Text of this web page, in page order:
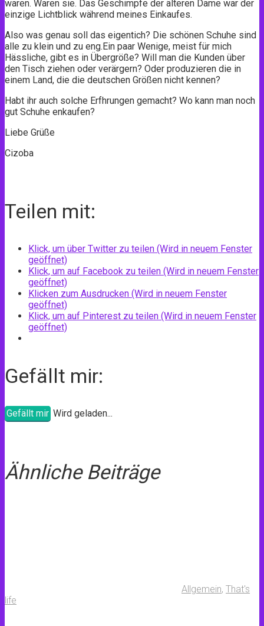
waren. Waren sie. Das Geschimpfe der älteren Dame war der
einzige Lichtblick während meines Einkaufes.
Also was genau soll das eigentich? Die schönen Schuhe sind
alle zu klein und zu eng.Ein paar Wenige, meist für mich
Hässliche, gibt es in Übergröße? Will man die Kunden über
den Tisch ziehen oder verärgern? Oder produzieren die in
einem Land, die die deutschen Größen nicht kennen?
Habt ihr auch solche Erfhrungen gemacht? Wo kann man noch
gut Schuhe enkaufen?
Liebe Grüße
Cizoba
Teilen mit:
Klick, um über Twitter zu teilen (Wird in neuem Fenster
geöffnet)
Klick, um auf Facebook zu teilen (Wird in neuem Fenster
geöffnet)
Klicken zum Ausdrucken (Wird in neuem Fenster
geöffnet)
Klick, um auf Pinterest zu teilen (Wird in neuem Fenster
geöffnet)
Gefällt mir:
Gefällt mir Wird geladen...
Ähnliche Beiträge
Allgemein, That's
life